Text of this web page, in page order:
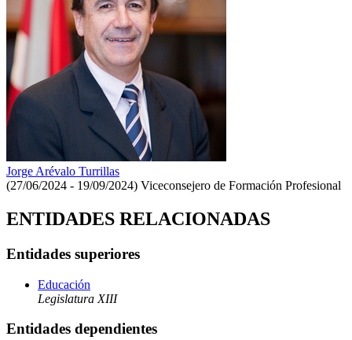
Jorge Arévalo Turrillas
(27/06/2024 - 19/09/2024) Viceconsejero de Formación Profesional
ENTIDADES RELACIONADAS
Entidades superiores
Educación
Legislatura XIII
Entidades dependientes